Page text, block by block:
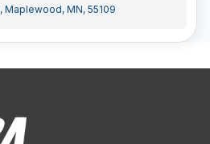
, Maplewood, MN, 55109